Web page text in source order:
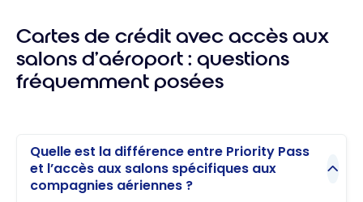
Cartes de crédit avec accès aux
salons d’aéroport : questions
fréquemment posées
Quelle est la différence entre Priority Pass
et l’accès aux salons spécifiques aux
compagnies aériennes ?